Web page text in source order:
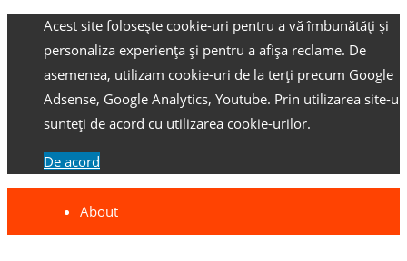
Acest site folosește cookie-uri pentru a vă îmbunătăți și
personaliza experiența și pentru a afișa reclame. De
asemenea, utilizam cookie-uri de la terți precum Google
Adsense, Google Analytics, Youtube. Prin utilizarea site-
sunteți de acord cu utilizarea cookie-urilor.
De acord
About